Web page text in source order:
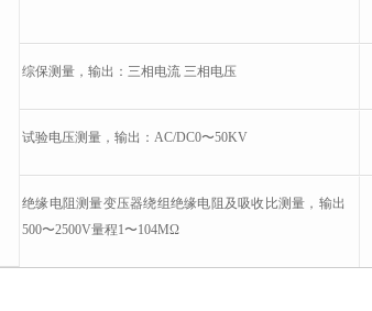
综保测量，输出：三相电流 三相电压
试验电压测量，输出：AC/DC0〜50KV
绝缘电阻测量变压器绕组绝缘电阻及吸收比测量，输出
500〜2500V量程1〜104MΩ